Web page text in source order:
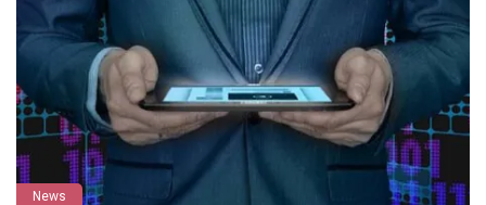
News